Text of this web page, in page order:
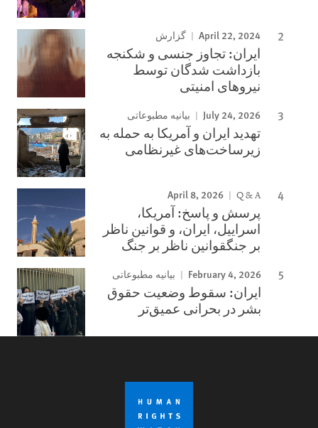
April 22, 2024 گزارش
ایران: تجاوز جنسی و شکنجه
بازداشت شدگان توسط
نیروهای امنیتی
July 24, 2026 بیانیه مطبوعاتی
تهدید ایران و آمریکا به حمله به
زیرساخت‌های غیرنظامی
April 8, 2026 Q & A
پرسش و پاسخ: آمریکا،
اسراییل، ایران، و قوانین ناظر
بر جنگقوانین ناظر بر جنگ
February 4, 2026 بیانیه مطبوعاتی
ایران: سقوط وضعیت حقوق
بشر در بحرانی عمیق‌تر